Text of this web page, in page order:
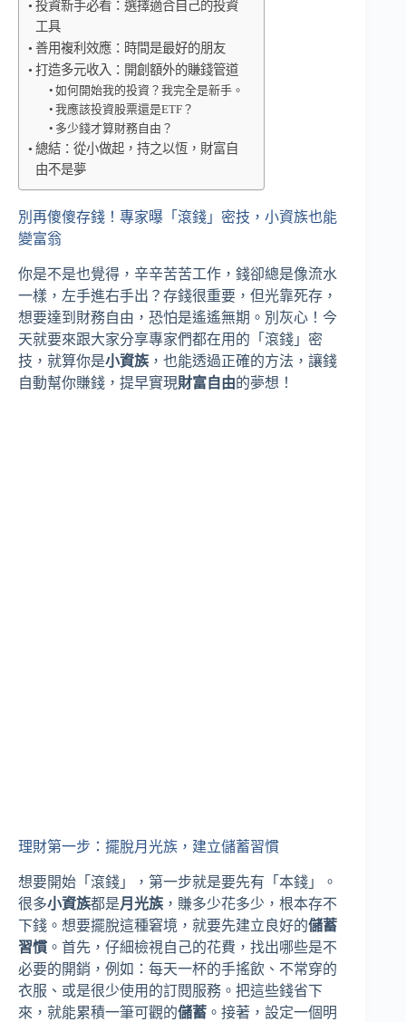
投資新手必看：選擇適合自己的投資
工具
善用複利效應：時間是最好的朋友
打造多元收入：開創額外的賺錢管道
如何開始我的投資？我完全是新手。
我應該投資股票還是ETF？
多少錢才算財務自由？
總結：從小做起，持之以恆，財富自
由不是夢
別再傻傻存錢！專家曝「滾錢」密技，小資族也能
變富翁
你是不是也覺得，辛辛苦苦工作，錢卻總是像流水
一樣，左手進右手出？存錢很重要，但光靠死存，
想要達到財務自由，恐怕是遙遙無期。別灰心！今
天就要來跟大家分享專家們都在用的「滾錢」密
技，就算你是小資族 ，也能透過正確的方法，讓錢
自動幫你賺錢，提早實現財富自由的夢想！
理財第一步：擺脫月光族，建立儲蓄習慣
想要開始「滾錢」，第一步就是要先有「本錢」。
很多小資族都是月光族 ，賺多少花多少，根本存不
下錢。想要擺脫這種窘境，就要先建立良好的儲蓄
習慣 。首先，仔細檢視自己的花費，找出哪些是不
必要的開銷，例如：每天一杯的手搖飲、不常穿的
衣服、或是很少使用的訂閱服務。把這些錢省下
來，就能累積一筆可觀的儲蓄 。接著，設定一個明